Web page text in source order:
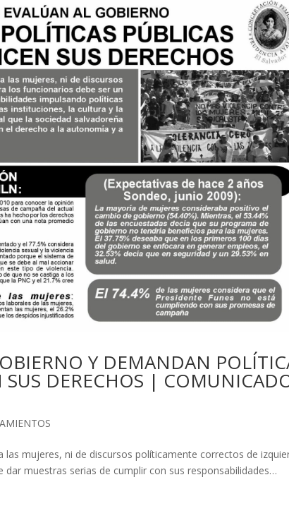
Y DEMANDAN
SUS DERECHOS |
las mujeres, ni de discursos políticamente correctos de
muestras serias de cumplir con sus responsabilidades…